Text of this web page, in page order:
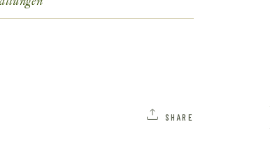
SHARE